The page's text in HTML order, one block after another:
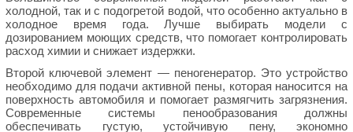
холодной, так и с подогретой водой, что особенно актуально в
холодное время года. Лучше выбирать модели с
дозированием моющих средств, что помогает контролировать
расход химии и снижает издержки.
Второй ключевой элемент — пеногенератор. Это устройство
необходимо для подачи активной пены, которая наносится на
поверхность автомобиля и помогает размягчить загрязнения.
Современные системы пенообразования должны
обеспечивать густую, устойчивую пену, экономно